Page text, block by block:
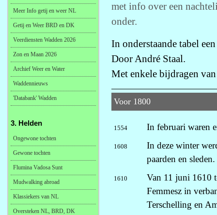
met info over een
onder.
In onderstaande tabel
Door André Staal.
Met enkele bijdragen
Voor 1800
1554 In februari waren
1608
In deze winter
paarden en sleden.
1610
Van 11 juni 1610
Femmesz in
Terschelling en
Meer Info getij en weer NL
Getij en Weer BRD en DK
Veerdiensten Wadden 2026
Zon en Maan 2026
Archief Weer en Water
Waddennieuws
'Databank' Wadden
3. Helden
Ongewone tochten
Gewone tochten
Flumina Vadosa Sunt
Mudwalking abroad
Klassiekers van NL
Oversteken NL, BRD, DK